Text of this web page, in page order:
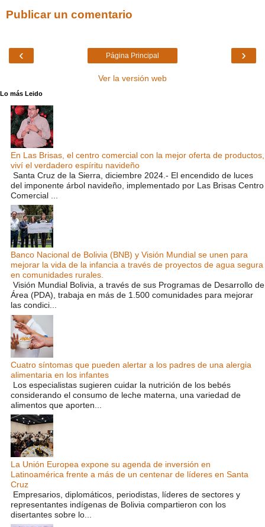
Publicar un comentario
‹ ›
Página Principal
Ver la versión web
Lo más Leido
En Las Brisas, el centro comercial con la mejor oferta de productos,
viví el verdadero espíritu navideño
Santa Cruz de la Sierra, diciembre 2024.- El encendido de luces
del imponente árbol navideño, implementado por Las Brisas Centro
Comercial ...
Banco Nacional de Bolivia (BNB) y Visión Mundial se unen para
mejorar la vida de la infancia a través de proyectos de agua segura
en comunidades rurales.
Visión Mundial Bolivia, a través de sus Programas de Desarrollo de
Área (PDA), trabaja en más de 1.500 comunidades para mejorar
las condici...
Cuatro síntomas que pueden alertar a los padres de una alergia
alimentaria en los infantes
Los especialistas sugieren cuidar la nutrición de los bebés
considerando el consumo de leche materna, una variedad de
alimentos que aporten...
La Unión Europea expone su agenda de inversión en
Latinoamérica frente a más de un centenar de líderes en Santa
Cruz
Empresarios, diplomáticos, periodistas, líderes de sectores y
representantes indígenas de Bolivia compartieron con los
disertantes sobre lo...